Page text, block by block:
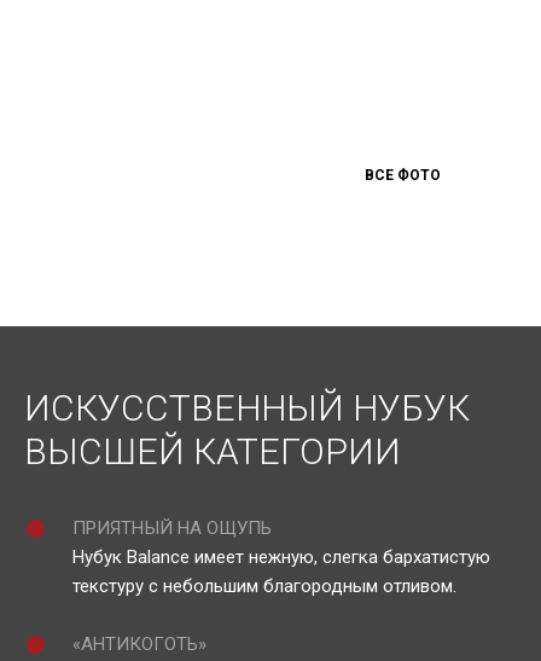
ВСЕ ФОТО
ИСКУССТВЕННЫЙ НУБУК
ВЫСШЕЙ КАТЕГОРИИ
ПРИЯТНЫЙ НА ОЩУПЬ
Нубук Balance имеет нежную, слегка бархатистую
текстуру с небольшим благородным отливом.
«АНТИКОГОТЬ»